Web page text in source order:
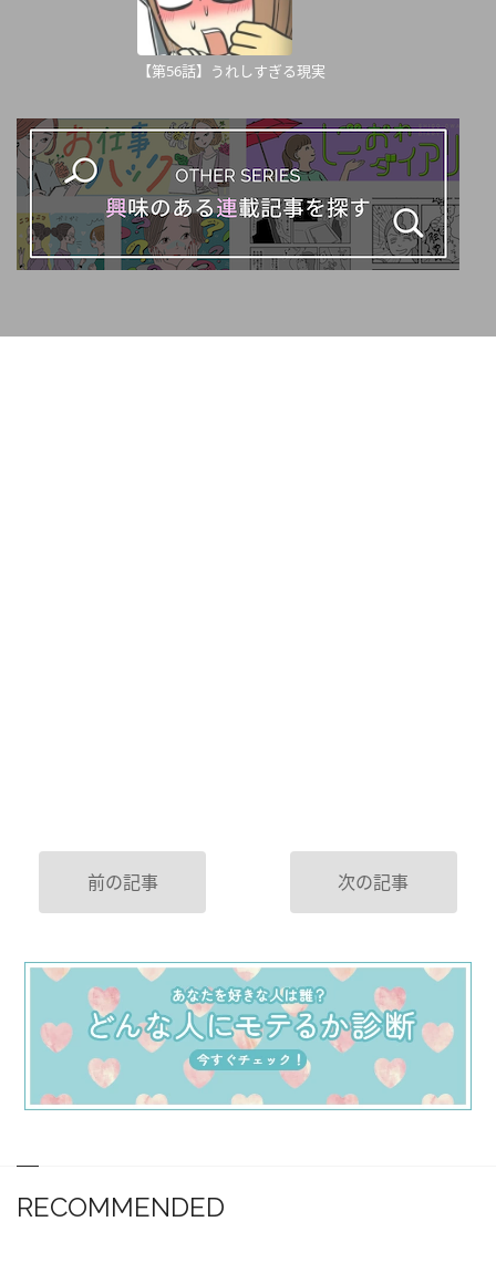
【第56話】うれしすぎる現実
前の記事 次の記事
RECOMMENDED